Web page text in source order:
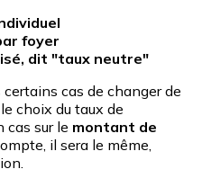
foyer
dit "taux neutre"
cas de changer de
choix du taux de
cas sur le montant de
il sera le même,